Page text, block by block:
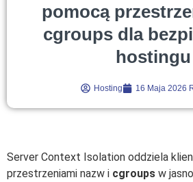
pomocą
cgroups dla
hostingu
Hosting 16 Maja 2026
Server Context Isolation oddziela
przestrzeniami nazw i cgroups w